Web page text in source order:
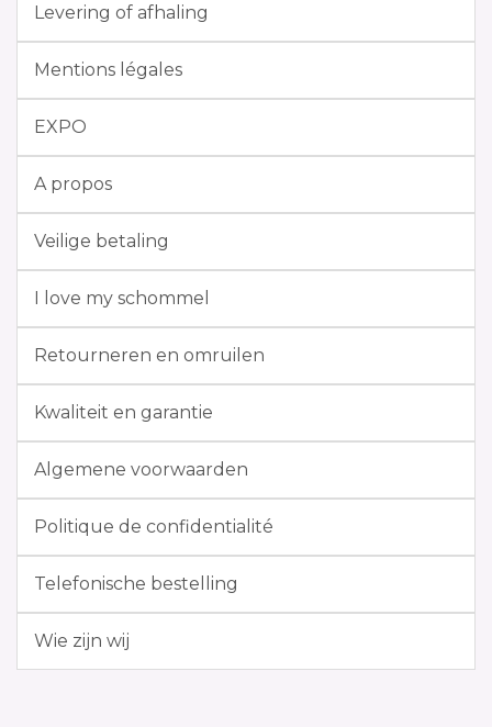
Levering of afhaling
Mentions légales
EXPO
A propos
Veilige betaling
I love my schommel
Retourneren en omruilen
Kwaliteit en garantie
Algemene voorwaarden
Politique de confidentialité
Telefonische bestelling
Wie zijn wij